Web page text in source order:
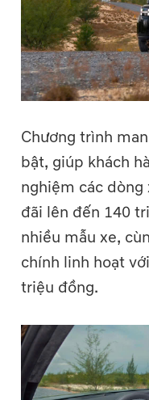
Chương trình
bật, giúp khách
nghiệm các dòng
đãi lên đến 140
nhiều mẫu xe,
chính linh hoạt
triệu đồng.